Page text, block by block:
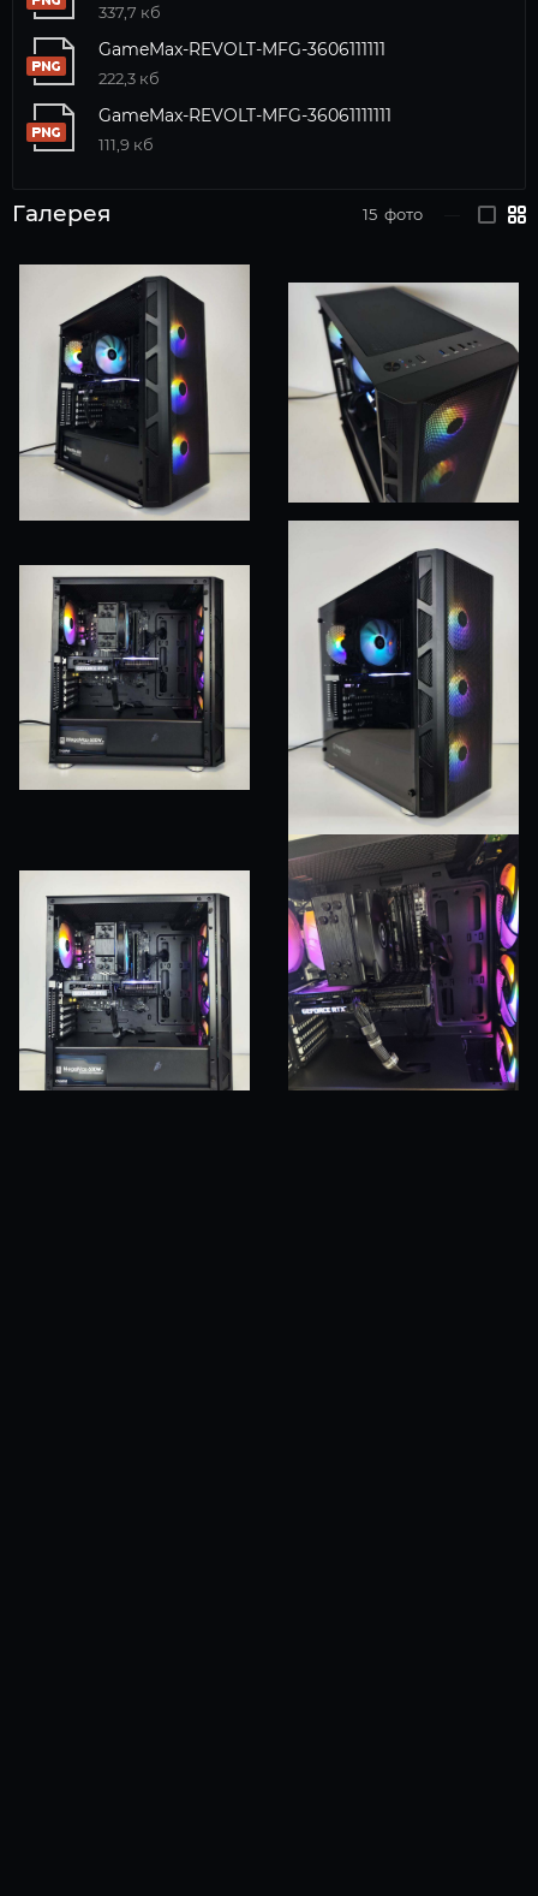
337,7 кб
GameMax-REVOLT-MFG-3606111111
222,3 кб
GameMax-REVOLT-MFG-36061111111
111,9 кб
Галерея 15 фото